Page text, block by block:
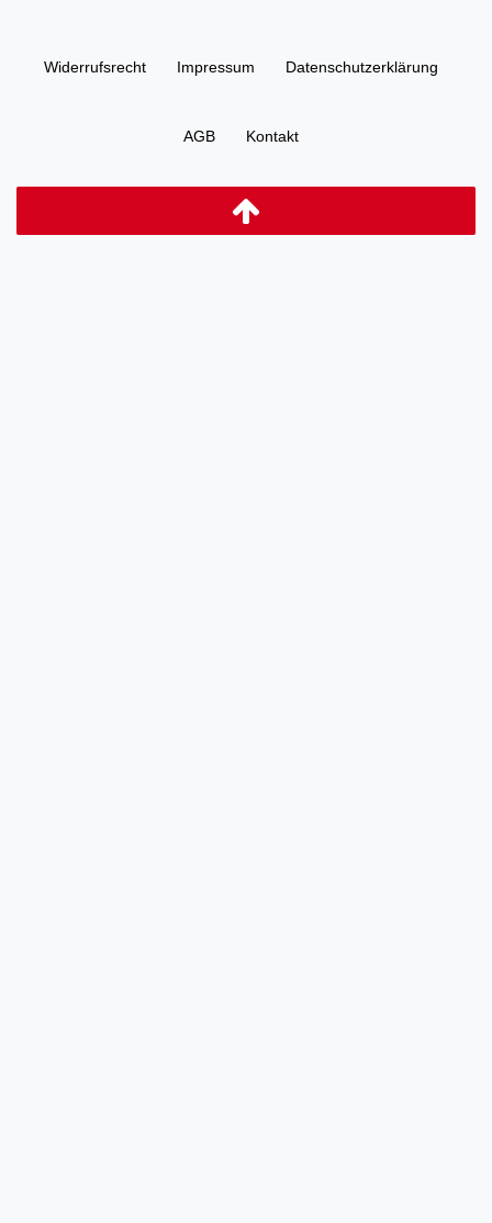
Widerrufs­recht Impressum Daten­schutz­erklärung
AGB Kontakt